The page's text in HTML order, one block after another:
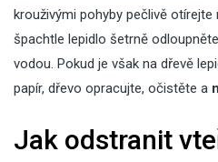
krouživými pohyby pečlivě
špachtle lepidlo šetrně
vodou. Pokud je však na dřevě
papír, dřevo opracujte, očistěte a
Jak odstranit